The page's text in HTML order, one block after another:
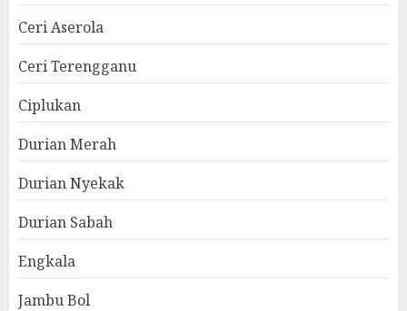
Ceri Aserola
Ceri Terengganu
Ciplukan
Durian Merah
Durian Nyekak
Durian Sabah
Engkala
Jambu Bol